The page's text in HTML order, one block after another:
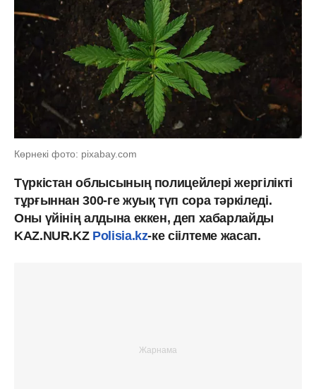
Көрнекі фото: pixabay.com
Түркістан облысының полицейлері жергілікті
тұрғыннан 300-ге жуық түп сора тәркіледі.
Оны үйінің алдына еккен, деп хабарлайды
KAZ.NUR.KZ Polisia.kz-ке сіілтеме жасап.